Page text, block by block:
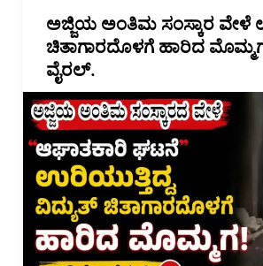
ಅಜ್ಜಿಯ ಅಂತಿಮ ಸಂಸ್ಕಾರ ವೇಳೆ
ಚಿತಾಗಾರದೊಳಗೆ ಹಾರಿದ
ವೈರಲ್.